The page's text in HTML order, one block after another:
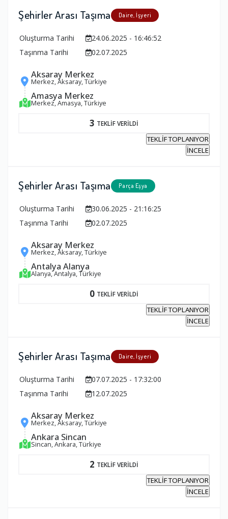
Şehirler Arası Taşıma Daire, İşyeri
Oluşturma Tarihi
24.06.2025 - 16:46:52
Taşınma Tarihi
02.07.2025
Aksaray Merkez
Merkez, Aksaray, Türkiye
Amasya Merkez
Merkez, Amasya, Türkiye
3 TEKLİF VERİLDİ
TEKLİF TOPLANIYOR
İNCELE
Şehirler Arası Taşıma Parça Eşya
Oluşturma Tarihi
30.06.2025 - 21:16:25
Taşınma Tarihi
02.07.2025
Aksaray Merkez
Merkez, Aksaray, Türkiye
Antalya Alanya
Alanya, Antalya, Türkiye
0 TEKLİF VERİLDİ
TEKLİF TOPLANIYOR
İNCELE
Şehirler Arası Taşıma Daire, İşyeri
Oluşturma Tarihi
07.07.2025 - 17:32:00
Taşınma Tarihi
12.07.2025
Aksaray Merkez
Merkez, Aksaray, Türkiye
Ankara Sincan
Sincan, Ankara, Türkiye
2 TEKLİF VERİLDİ
TEKLİF TOPLANIYOR
İNCELE